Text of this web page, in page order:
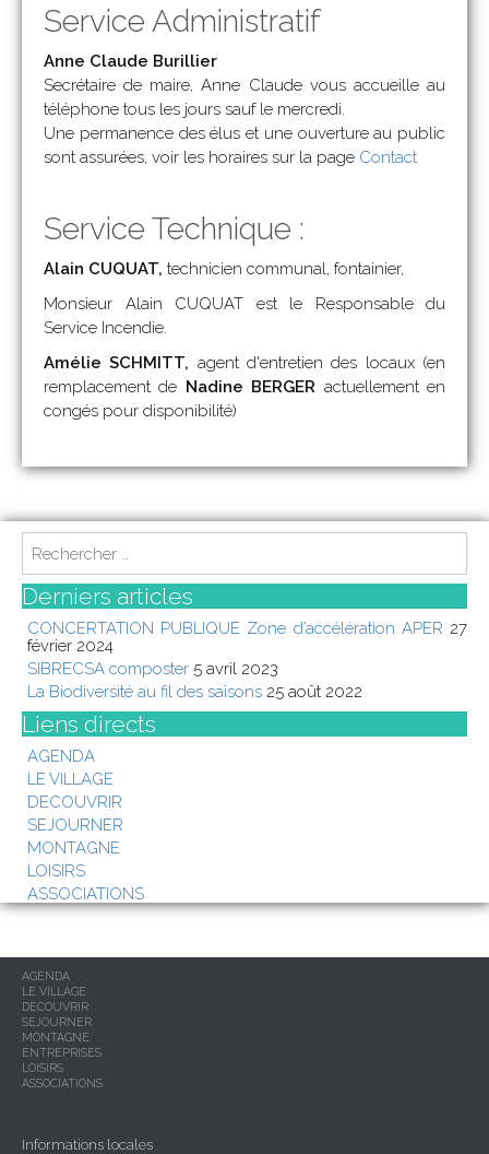
Service Administratif
Anne Claude Burillier
Secrétaire de maire, Anne Claude vous accueille au
téléphone tous les jours sauf le mercredi.
Une permanence des élus et une ouverture au public
sont assurées, voir les horaires sur la page Contact
Service Technique :
Alain CUQUAT, technicien communal, fontainier,
Monsieur Alain CUQUAT est le Responsable du
Service Incendie.
Amélie SCHMITT, agent d'entretien des locaux (en
remplacement de Nadine BERGER actuellement en
congés pour disponibilité)
a
r
c
h
o
Derniers articles
CONCERTATION PUBLIQUE Zone d’accélération APER 27
février 2024
SIBRECSA composter 5 avril 2023
La Biodiversité au fil des saisons 25 août 2022
Liens directs
AGENDA
LE VILLAGE
DECOUVRIR
SEJOURNER
MONTAGNE
LOISIRS
ASSOCIATIONS
AGENDA
LE VILLAGE
DECOUVRIR
SEJOURNER
MONTAGNE
ENTREPRISES
LOISIRS
ASSOCIATIONS
Informations locales